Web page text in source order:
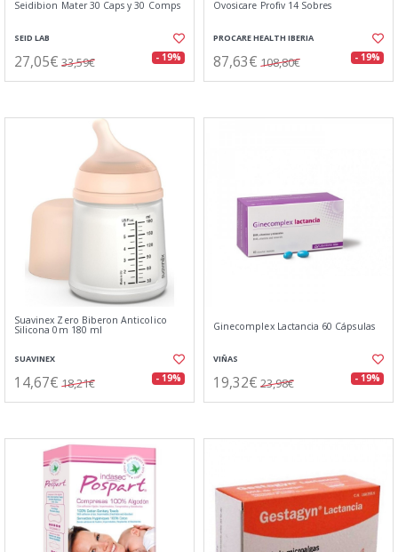
Seidibion Mater 30 Caps y 30 Comps
SEID LAB
27,05€ 33,59€ - 19%
Ovosicare Profiv 14 Sobres
PROCARE HEALTH IBERIA
87,63€ 108,80€ - 19%
Suavinex Zero Biberon Anticolico
Silicona 0m 180 ml
SUAVINEX
14,67€ 18,21€ - 19%
Ginecomplex Lactancia 60 Cápsulas
VIÑAS
19,32€ 23,98€ - 19%